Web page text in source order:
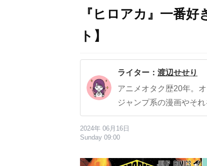
『ヒロアカ』一番
ト】
ライター： 渡辺せせり
アニメオタク歴20年。
ジャンプ系の漫画やそ
2024年 06月16日
Sunday 09:00